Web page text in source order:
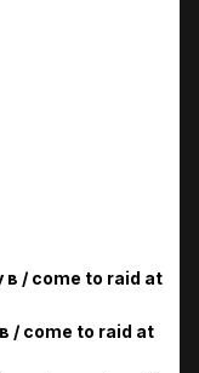
/ come to raid at
/ come to raid at